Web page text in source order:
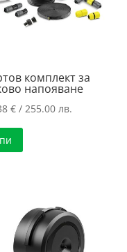
комплект за
напояване
€ / 255.00 лв.